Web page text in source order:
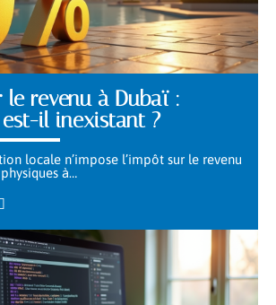
le revenu à Dubaï :
il inexistant ?
locale n’impose l’impôt sur le revenu
à…